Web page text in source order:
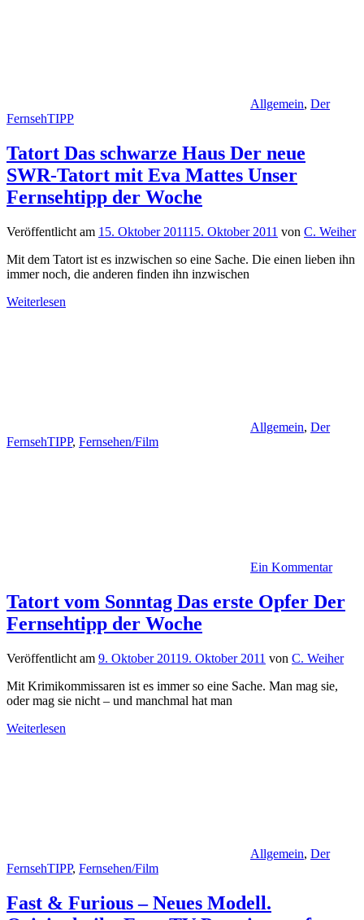
Allgemein, Der
FernsehTIPP
Tatort Das schwarze Haus Der neue
SWR-Tatort mit Eva Mattes Unser
Fernsehtipp der Woche
Veröffentlicht am 15. Oktober 201115. Oktober 2011 von C. Weiher
Mit dem Tatort ist es inzwischen so eine Sache. Die einen lieben ihn
immer noch, die anderen finden ihn inzwischen
Weiterlesen
Allgemein, Der
FernsehTIPP, Fernsehen/Film
Ein Kommentar
Tatort vom Sonntag Das erste Opfer Der
Fernsehtipp der Woche
Veröffentlicht am 9. Oktober 20119. Oktober 2011 von C. Weiher
Mit Krimikommissaren ist es immer so eine Sache. Man mag sie,
oder mag sie nicht – und manchmal hat man
Weiterlesen
Allgemein, Der
FernsehTIPP, Fernsehen/Film
Fast & Furious – Neues Modell.